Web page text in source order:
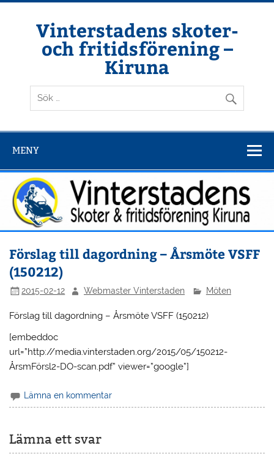
Hoppa
Vinterstadens skoter-
och fritidsförening –
Kiruna
Din ljuslykta i vintermörkret
MENY
Förslag till dagordning – Årsmöte VSFF
(150212)
2015-02-12 Webmaster Vinterstaden Möten
Förslag till dagordning – Årsmöte VSFF (150212)
[embeddoc
url=”http://media.vinterstaden.org/2015/05/150212-
ÅrsmFörsl2-DO-scan.pdf” viewer=”google”]
Lämna en kommentar
Lämna ett svar